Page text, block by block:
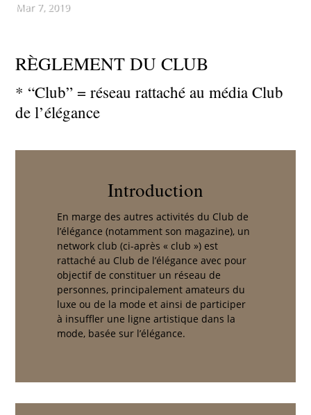
Mar 7, 2019
RÈGLEMENT DU CLUB
* “Club” = réseau rattaché au média Club
de l’élégance
Introduction
En marge des autres activités du Club de
l’élégance (notamment son magazine), un
network club (ci-après « club ») est
rattaché au Club de l’élégance avec pour
objectif de constituer un réseau de
personnes, principalement amateurs du
luxe ou de la mode et ainsi de participer
à insuffler une ligne artistique dans la
mode, basée sur l’élégance.